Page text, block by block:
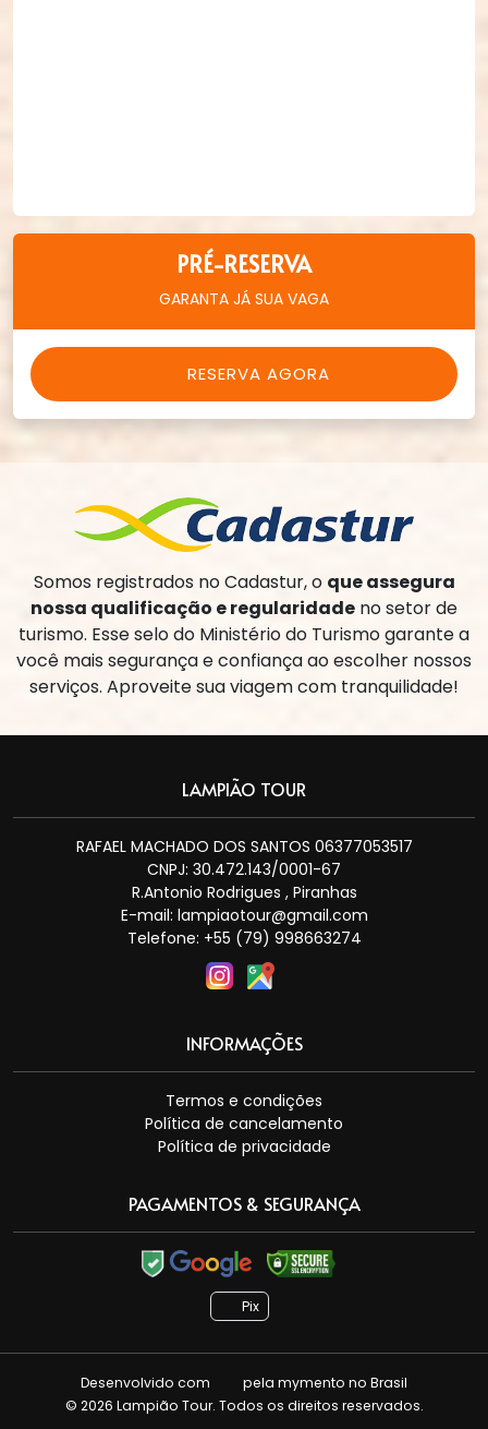
PRÉ-RESERVA
GARANTA JÁ SUA VAGA
RESERVA AGORA
Somos registrados no Cadastur, o que assegura
nossa qualificação e regularidade no setor de
turismo. Esse selo do Ministério do Turismo garante a
você mais segurança e confiança ao escolher nossos
serviços. Aproveite sua viagem com tranquilidade!
LAMPIÃO TOUR
RAFAEL MACHADO DOS SANTOS 06377053517
CNPJ: 30.472.143/0001-67
R.Antonio Rodrigues , Piranhas
E-mail: lampiaotour@gmail.com
Telefone: +55 (79) 998663274
INFORMAÇÕES
Termos e condições
Política de cancelamento
Política de privacidade
PAGAMENTOS & SEGURANÇA
Pix
Desenvolvido com pela mymento no Brasil
© 2026 Lampião Tour. Todos os direitos reservados.